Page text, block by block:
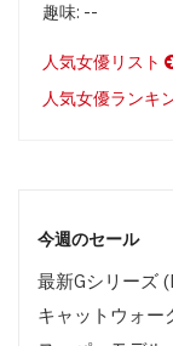
趣味: --
人気女優リスト
人気女優ランキ
今週のセール
最新Gシリーズ
キャットウォー